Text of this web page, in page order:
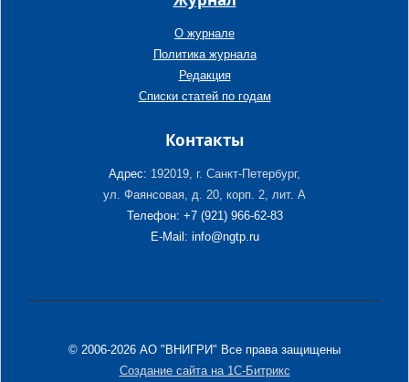
О журнале
Политика журнала
Редакция
Списки статей по годам
Контакты
Адрес: 192019, г. Санкт-Петербург,
ул. Фаянсовая, д. 20, корп. 2, лит. А
Телефон: +7 (921) 966-62-83
E-Mail: info@ngtp.ru
© 2006-2026 АО "ВНИГРИ" Все права защищены
Создание сайта на 1С-Битрикс